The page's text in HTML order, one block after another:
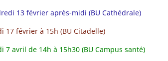
13 février après-midi (BU Cathédrale)
17 février à 15h (BU Citadelle)
7 avril de 14h à 15h30 (BU Campus santé)